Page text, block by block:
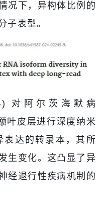
况下，异构体比例的
子表型。
对阿尔茨海默病
叶皮层进行深度纳米
表达的转录本，其所
生变化。这凸显了异
经退行性疾病机制的